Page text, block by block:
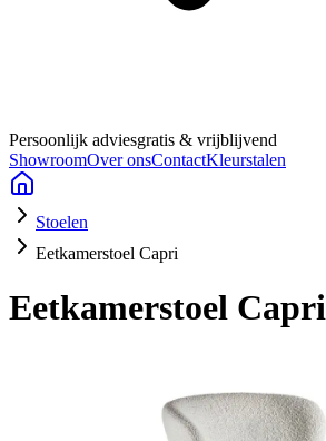
Persoonlijk adviesgratis & vrijblijvend
ShowroomOver onsContactKleurstalen
Stoelen
Eetkamerstoel Capri
Eetkamerstoel Capri